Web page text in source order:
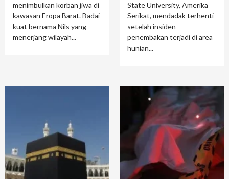
menimbulkan korban jiwa di
kawasan Eropa Barat. Badai
kuat bernama Nils yang
menerjang wilayah...
State University, Amerika
Serikat, mendadak terhenti
setelah insiden
penembakan terjadi di area
hunian...